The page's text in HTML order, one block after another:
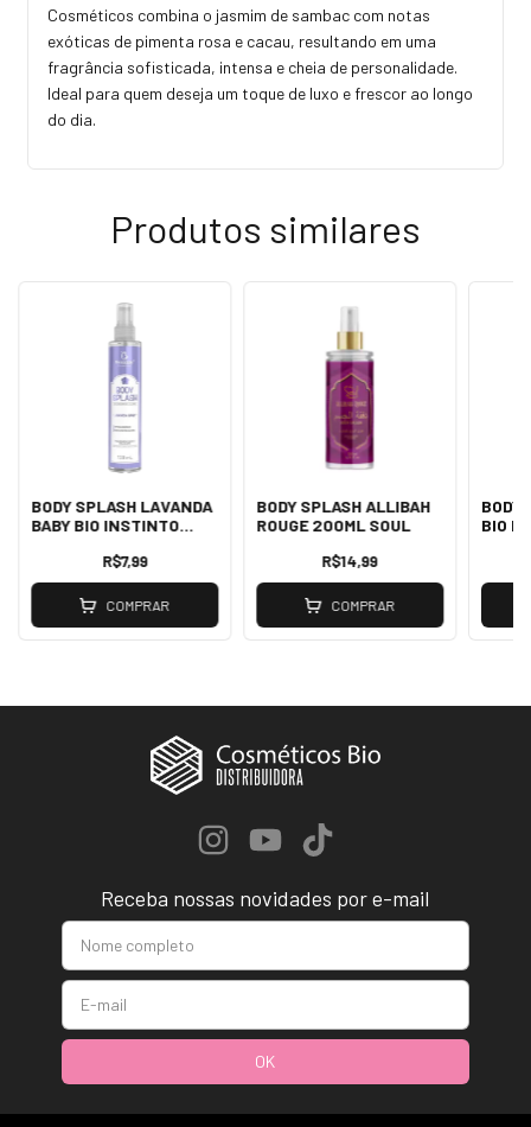
Cosméticos combina o jasmim de sambac com notas
exóticas de pimenta rosa e cacau, resultando em uma
fragrância sofisticada, intensa e cheia de personalidade.
Ideal para quem deseja um toque de luxo e frescor ao longo
do dia.
Produtos similares
BODY SPLASH LAVANDA
BABY BIO INSTINTO
R$7,99
COMPRAR
BODY SPLASH ALLIBAH
ROUGE 200ML SOUL
R$14,99
COMPRAR
BODY
BIO
Receba nossas novidades por e-mail